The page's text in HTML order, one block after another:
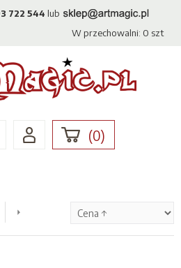
722 544 lub
W przechowalni: 0 szt
(0)
»